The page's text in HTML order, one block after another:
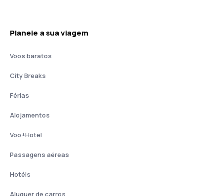
Planeie a sua viagem
Voos baratos
City Breaks
Férias
Alojamentos
Voo+Hotel
Passagens aéreas
Hotéis
Aluguer de carros